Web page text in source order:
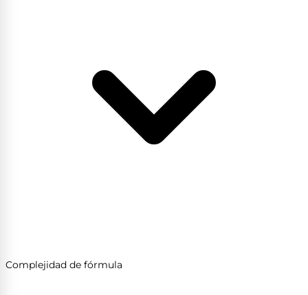
Complejidad de fórmula